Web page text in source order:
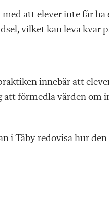
att elever inte får ha
vilket kan leva kvar
innebär att
att förmedla värden om
i Täby redovisa hur